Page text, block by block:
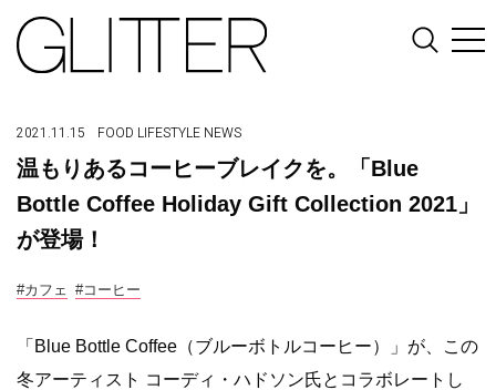
2021.11.15 FOOD LIFESTYLE NEWS
温もりあるコーヒーブレイクを。「Blue
Bottle Coffee Holiday Gift Collection 2021」
が登場！
#カフェ #コーヒー
「Blue Bottle Coffee（ブルーボトルコーヒー）」が、この
冬アーティスト コーディ・ハドソン氏とコラボレートし